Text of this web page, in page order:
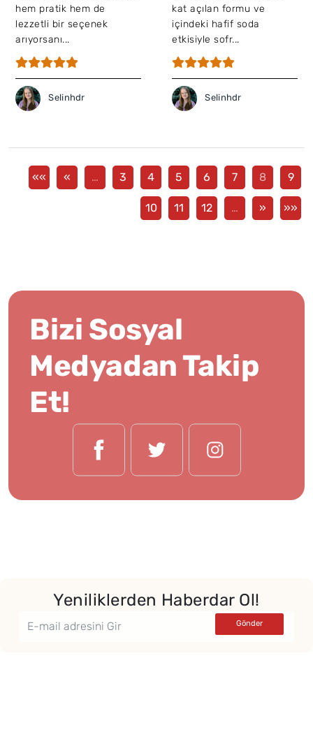
hem pratik hem de
lezzetli bir seçenek
arıyorsanı...
Selinhdr
kat açılan formu ve
içindeki hafif soda
etkisiyle sofr...
Selinhdr
«« « … 3 4 5 6 7 8 9
10 11 12 … » »»
Bizi Sosyal
Medyadan Takip
Et!
Yeniliklerden Haberdar Ol!